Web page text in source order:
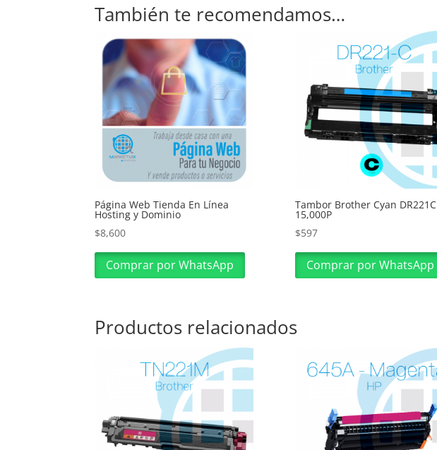
También te recomendamos…
Página Web Tienda En Línea
Hosting y Dominio
$8,600
Comprar por WhatsApp
Tambor Brother Cyan DR221C
15,000P
$597
Comprar por WhatsApp
Productos relacionados